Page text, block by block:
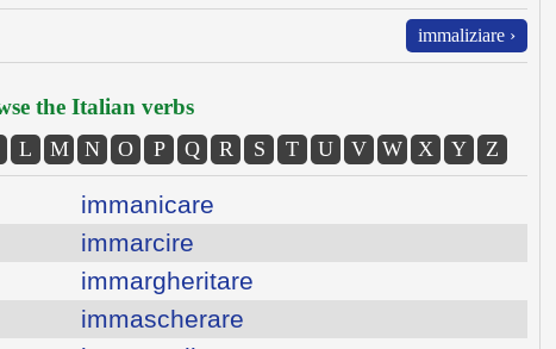
immaliziare ›
the Italian verbs
L M N O P Q R S T U V W X Y Z
immanicare
immarcire
immargheritare
immascherare